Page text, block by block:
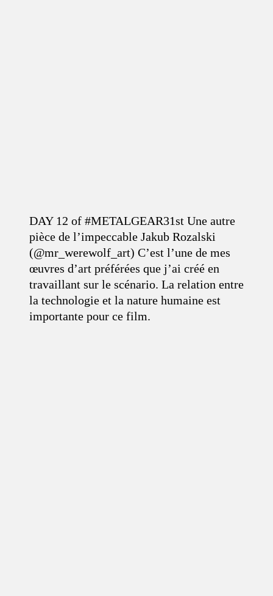
DAY 12 of #METALGEAR31st Une autre
pièce de l’impeccable Jakub Rozalski
(@mr_werewolf_art) C’est l’une de mes
œuvres d’art préférées que j’ai créé en
travaillant sur le scénario. La relation entre
la technologie et la nature humaine est
importante pour ce film.